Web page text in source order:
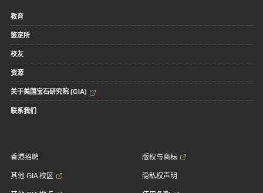
教育
鉴定所
校友
资源
关于美国宝石研究院 (GIA)
联系我们
香港招聘
其他 GIA 校区
版权与商标
隐私权声明